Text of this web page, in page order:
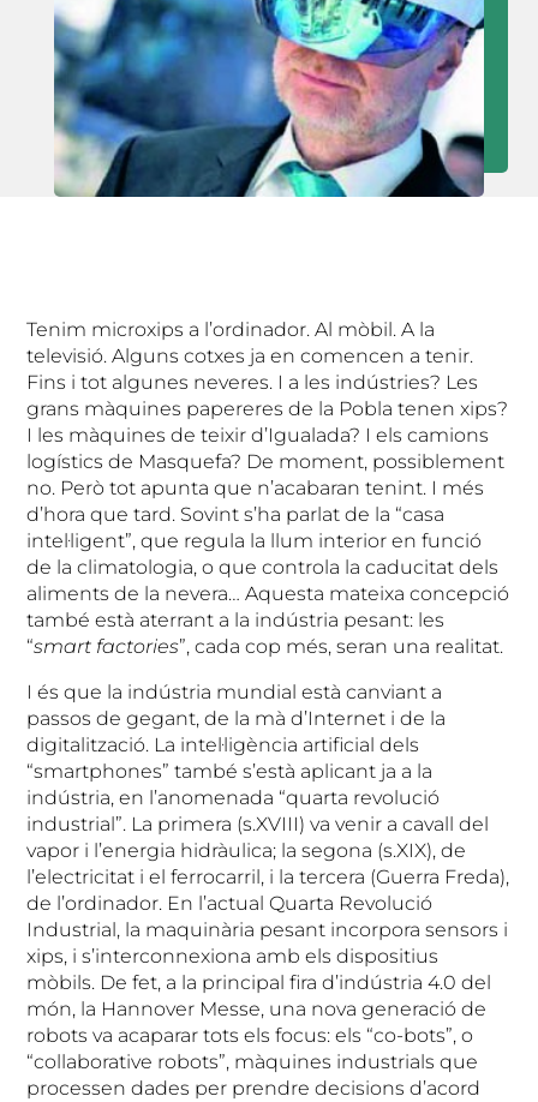
Tenim microxips a l’ordinador. Al mòbil. A la
televisió. Alguns cotxes ja en comencen a tenir.
Fins i tot algunes neveres. I a les indústries? Les
grans màquines papereres de la Pobla tenen xips?
I les màquines de teixir d’Igualada? I els camions
logístics de Masquefa? De moment, possiblement
no. Però tot apunta que n’acabaran tenint. I més
d’hora que tard. Sovint s’ha parlat de la “casa
intel·ligent”, que regula la llum interior en funció
de la climatologia, o que controla la caducitat dels
aliments de la nevera… Aquesta mateixa concepció
també està aterrant a la indústria pesant: les
“smart factories”, cada cop més, seran una realitat.
I és que la indústria mundial està canviant a
passos de gegant, de la mà d’Internet i de la
digitalització. La intel·ligència artificial dels
“smartphones” també s’està aplicant ja a la
indústria, en l’anomenada “quarta revolució
industrial”. La primera (s.XVIII) va venir a cavall del
vapor i l’energia hidràulica; la segona (s.XIX), de
l’electricitat i el ferrocarril, i la tercera (Guerra Freda),
de l’ordinador. En l’actual Quarta Revolució
Industrial, la maquinària pesant incorpora sensors i
xips, i s’interconnexiona amb els dispositius
mòbils. De fet, a la principal fira d’indústria 4.0 del
món, la Hannover Messe, una nova generació de
robots va acaparar tots els focus: els “co-bots”, o
“collaborative robots”, màquines industrials que
processen dades per prendre decisions d’acord